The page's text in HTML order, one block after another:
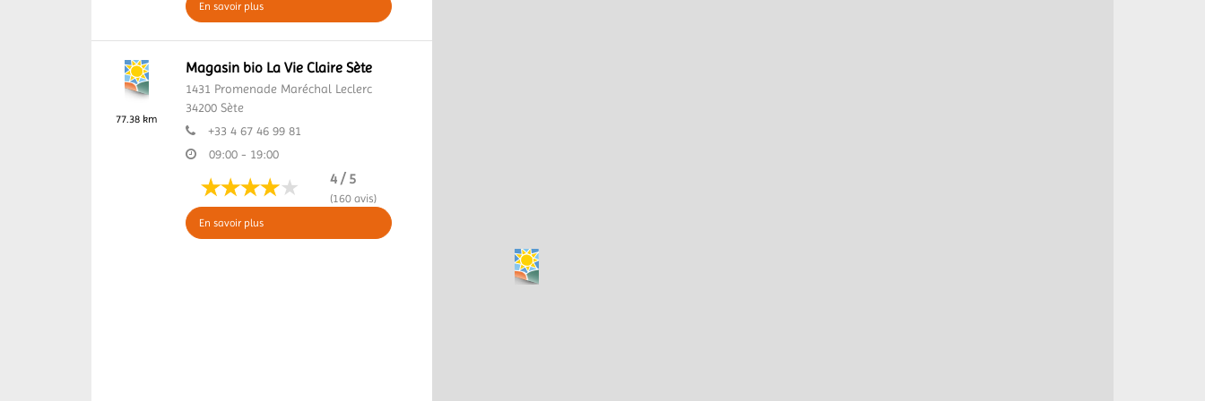
En savoir plus
77.38 km
Magasin bio La Vie Claire Sète
1431 Promenade Maréchal Leclerc
34200 Sète
+33 4 67 46 99 81
09:00 - 19:00
4 / 5
(160 avis)
En savoir plus